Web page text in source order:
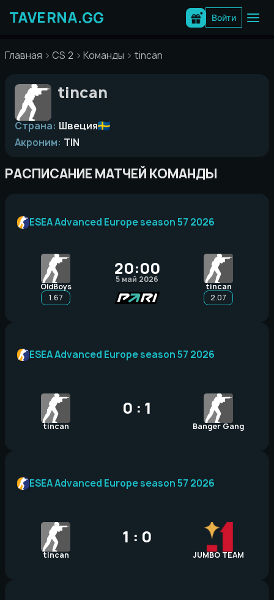
содержимому
Войти
Главная CS 2 Команды tincan
tincan
Страна: Швеция
Акроним: TIN
РАСПИСАНИЕ МАТЧЕЙ КОМАНДЫ
1.67
OldBoys
20:00
5 май 2026
tincan
2.07
ESEA Advanced Europe season 57 2026
tincan
0 : 1
Banger Gang
ESEA Advanced Europe season 57 2026
tincan
1 : 0
JUMBO TEAM
ESEA Advanced Europe season 57 2026